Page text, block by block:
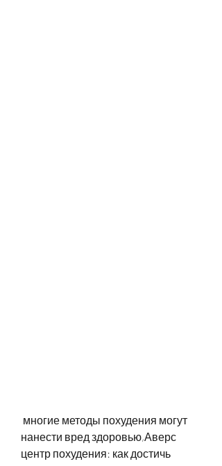
нанести вред здоровью,Аверс
центр похудения: как достичь